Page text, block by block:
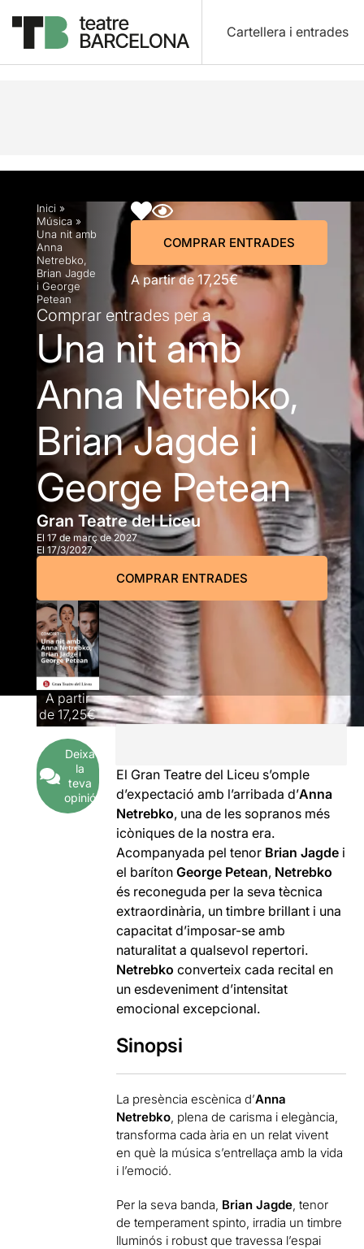
Cartellera i entrades
Descripció Horaris Fitxa artística Info
Inici »
Música »
Una nit amb
Anna
Netrebko,
Brian Jagde
i George
Petean
A partir de 17,25€
COMPRAR ENTRADES
Comprar entrades per a
Una nit amb
Anna Netrebko,
Brian Jagde i
George Petean
Gran Teatre del Liceu
El 17 de març de 2027
El 17/3/2027
COMPRAR ENTRADES
A partir
de17,25€
Deixa
la
teva
opinió
El Gran Teatre del Liceu s’omple
d’expectació amb l’arribada d’Anna
Netrebko, una de les sopranos més
icòniques de la nostra era.
Acompanyada pel tenor Brian Jagde i
el barítonGeorge Petean, Netrebko
és reconeguda per la seva tècnica
extraordinària, un timbre brillant i una
capacitat d’imposar-se amb
naturalitat a qualsevol repertori.
Netrebko converteix cada recital en
un esdeveniment d’intensitat
emocional excepcional.
Sinopsi
La presència escènica d’Anna
Netrebko, plena de carisma i elegància,
transforma cada ària en un relat vivent
en què la música s’entrellaça amb la vida
i l’emoció.
Per la seva banda, Brian Jagde, tenor
de temperament spinto, irradia un timbre
lluminós i robust que travessa l’espai